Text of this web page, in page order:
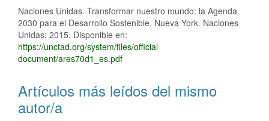
Naciones Unidas. Transformar nuestro mundo: la Agenda
2030 para el Desarrollo Sostenible. Nueva York. Naciones
Unidas; 2015. Disponible en:
https://unctad.org/system/files/official-
document/ares70d1_es.pdf
Artículos más leídos del mismo
autor/a